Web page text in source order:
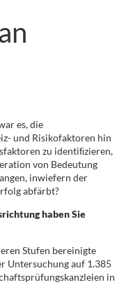
es, die
und Risikofaktoren hin
zu identiﬁzieren,
von Bedeutung
inwiefern der
abfärbt?
haben Sie
Stufen bereinigte
Untersuchung auf 1.385
in